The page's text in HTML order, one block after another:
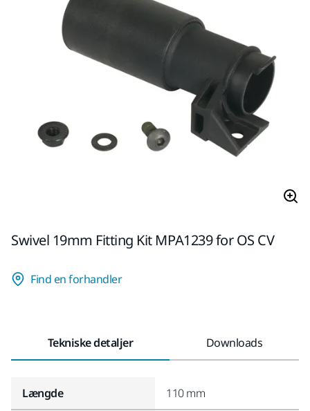
Swivel 19mm Fitting Kit MPA1239 for OS CV
Find en forhandler
Tekniske detaljer Downloads
Længde 110 mm